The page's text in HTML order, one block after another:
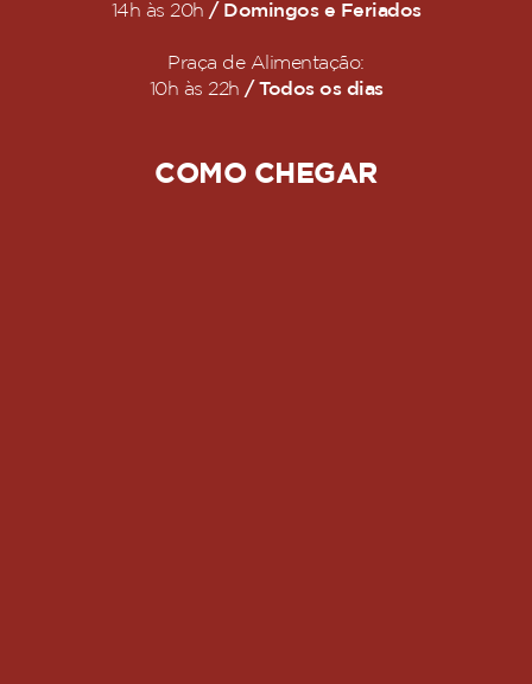
14h às 20h / Domingos e Feriados
Praça de Alimentação:
10h às 22h / Todos os dias
COMO CHEGAR